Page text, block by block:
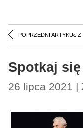
POPRZEDNI ARTYKUŁ Z
Spotkaj
26 lipca 2021 |